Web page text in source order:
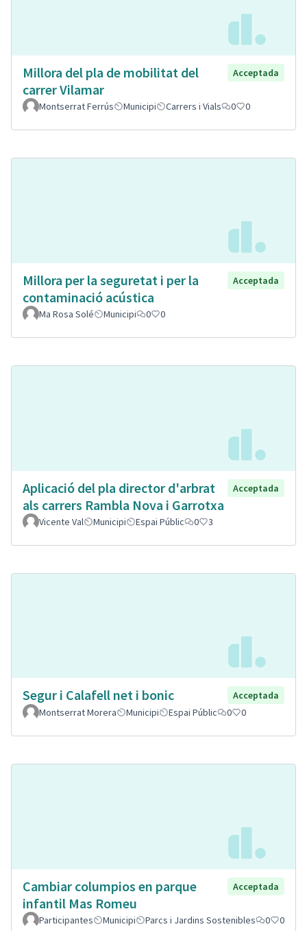
Millora del pla de mobilitat del
carrer Vilamar
Acceptada
Montserrat Ferrús Municipi Carrers i Vials 0 0
Millora per la seguretat i per la
contaminació acústica
Acceptada
Ma Rosa Solé Municipi 0 0
Aplicació del pla director d'arbrat
als carrers Rambla Nova i Garrotxa
Acceptada
Vicente Val Municipi Espai Públic 0 3
Segur i Calafell net i bonic
Acceptada
Montserrat Morera
Municipi Espai Públic 0 0
Cambiar columpios en parque
infantil Mas Romeu
Acceptada
Participantes Municipi Parcs i Jardins Sostenibles 0 0